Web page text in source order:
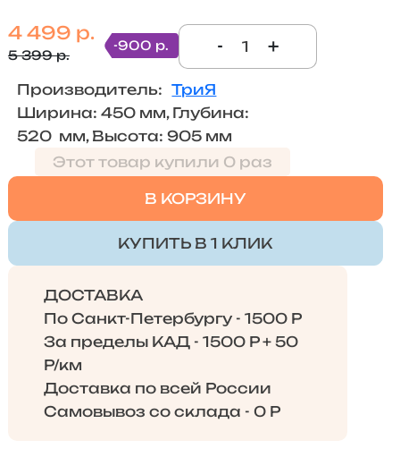
4 499 р.
5 399 р.
-900 р. - +
Производитель: ТриЯ
Ширина: 450 мм, Глубина:
520 мм, Высота: 905 мм
Этот товар купили 0 раз
В КОРЗИНУ
КУПИТЬ В 1 КЛИК
ДОСТАВКА
По Санкт-Петербургу - 1500 Р
За пределы КАД - 1500 Р + 50
Р/км
Доставка по всей России
Самовывоз со склада - 0 Р